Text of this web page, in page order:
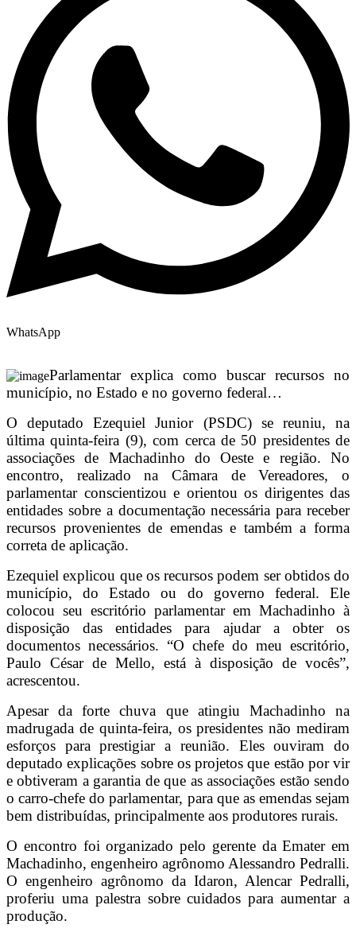
WhatsApp
Parlamentar explica como buscar recursos no
município, no Estado e no governo federal…
O deputado Ezequiel Junior (PSDC) se reuniu, na
última quinta-feira (9), com cerca de 50 presidentes de
associações de Machadinho do Oeste e região. No
encontro, realizado na Câmara de Vereadores, o
parlamentar conscientizou e orientou os dirigentes das
entidades sobre a documentação necessária para receber
recursos provenientes de emendas e também a forma
correta de aplicação.
Ezequiel explicou que os recursos podem ser obtidos do
município, do Estado ou do governo federal. Ele
colocou seu escritório parlamentar em Machadinho à
disposição das entidades para ajudar a obter os
documentos necessários. “O chefe do meu escritório,
Paulo César de Mello, está à disposição de vocês”,
acrescentou.
Apesar da forte chuva que atingiu Machadinho na
madrugada de quinta-feira, os presidentes não mediram
esforços para prestigiar a reunião. Eles ouviram do
deputado explicações sobre os projetos que estão por vir
e obtiveram a garantia de que as associações estão sendo
o carro-chefe do parlamentar, para que as emendas sejam
bem distribuídas, principalmente aos produtores rurais.
O encontro foi organizado pelo gerente da Emater em
Machadinho, engenheiro agrônomo Alessandro Pedralli.
O engenheiro agrônomo da Idaron, Alencar Pedralli,
proferiu uma palestra sobre cuidados para aumentar a
produção.